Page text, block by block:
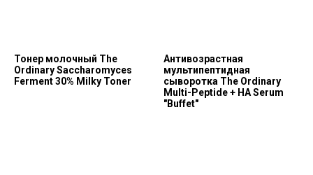
Тонер молочный The
Ordinary Saccharomyces
Ferment 30% Milky Toner
Антивозрастная
мультипептидная
сыворотка The Ordinary
Multi-Peptide + HA Serum
"Buffet"